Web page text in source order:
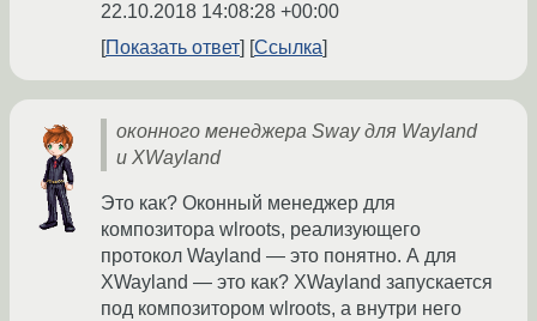
22.10.2018 14:08:28 +00:00
Показать ответ
Ссылка
оконного менеджера Sway для Wayland
и XWayland
Это как? Оконный менеджер для
композитора wlroots, реализующего
протокол Wayland — это понятно. А для
XWayland — это как? XWayland запускается
под композитором wlroots, а внутри него